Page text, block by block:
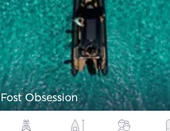
Fost Obsession